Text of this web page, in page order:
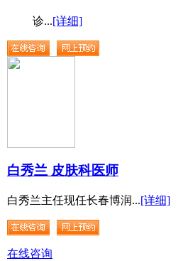
诊...[详细]
白秀兰 皮肤科医师
白秀兰主任现任长春博润...[详细]
在线咨询